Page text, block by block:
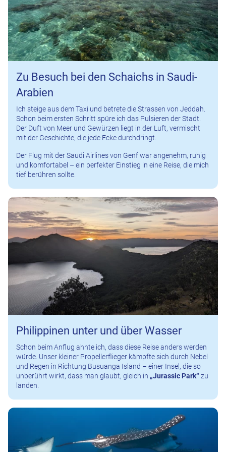
Zu Besuch bei den Schaichs in Saudi-
Arabien
Ich steige aus dem Taxi und betrete die Strassen von Jeddah.
Schon beim ersten Schritt spüre ich das Pulsieren der Stadt.
Der Duft von Meer und Gewürzen liegt in der Luft, vermischt
mit der Geschichte, die jede Ecke durchdringt.
Der Flug mit der Saudi Airlines von Genf war angenehm, ruhig
und komfortabel – ein perfekter Einstieg in eine Reise, die mich
tief berühren sollte.
Philippinen unter und über Wasser
Schon beim Anflug ahnte ich, dass diese Reise anders werden
würde. Unser kleiner Propellerflieger kämpfte sich durch Nebel
und Regen in Richtung Busuanga Island – einer Insel, die so
unberührt wirkt, dass man glaubt, gleich in „Jurassic Park“ zu
landen.